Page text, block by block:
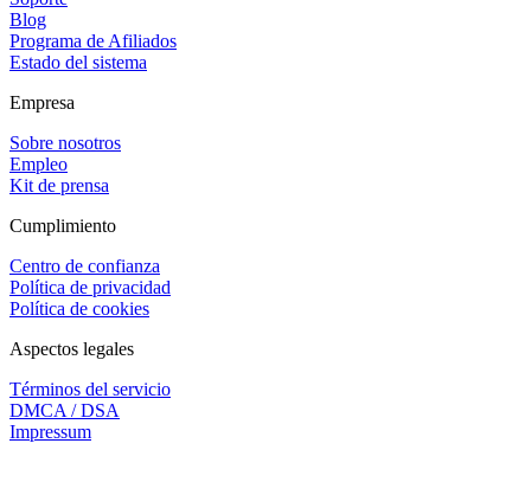
Blog
Programa de Afiliados
Estado del sistema
Empresa
Sobre nosotros
Empleo
Kit de prensa
Cumplimiento
Centro de confianza
Política de privacidad
Política de cookies
Aspectos legales
Términos del servicio
DMCA / DSA
Impressum